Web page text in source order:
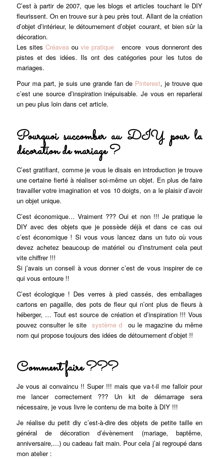
C’est à partir de 2007, que les blogs et articles touchant le DIY
fleurissent. On en trouve sur à peu près tout. Allant de la création
d’objet d’intérieur, le détournement d’objet courant, et bien sûr la
décoration.
Les sites Créaveaouvie pratique encore vous donneront des
pistes et des idées. Ils ont des catégories pour les tutos de
mariages.
Pour ma part, je suis une grande fan de Pinterest, je trouve que
c’est une source d’inspiration inépuisable. Je vous en reparlerai
un peu plus loin dans cet article.
Pourquoi succomber au DIY pour la
décoration de mariage ?
C’est gratifiant, comme je vous le disais en introduction je trouve
une certaine fierté à réaliser soi-même un objet. En plus de faire
travailler votre imagination et vos 10 doigts, on a le plaisir d’avoir
un objet unique.
C’est économique… Vraiment ??? Oui et non !!! Je pratique le
DIY avec des objets que je possède déjà et dans ce cas oui
c’est économique ! Si vous vous lancez dans un tuto où vous
devez achetez beaucoup de matériel ou d’instrument cela peut
vite chiffrer !!!
Si j’avais un conseil à vous donner c’est de vous inspirer de ce
qui vous entoure !!
C’est écologique ! Des verres à pied cassés, des emballages
cartons en pagaille, des pots de fleur qui n’ont plus de fleurs à
héberger, … Tout est source de création et d’inspiration !!! Vous
pouvez consulter le site système d ou le magazine du même
nom qui propose toujours des idées de détournement d’objet !!
Comment faire ???
Je vous ai convaincu !! Super !!! mais que va-t-il me falloir pour
me lancer correctement ??? Un kit de démarrage sera
nécessaire, je vous livre le contenu de ma boite à DIY !!!
Je réalise du petit diy c’est-à-dire des objets de petite taille en
général de décoration d’évènement (mariage, baptême,
anniversaire,…) ou cadeau fait main. Pour cela j’ai regroupé dans
mon atelier :